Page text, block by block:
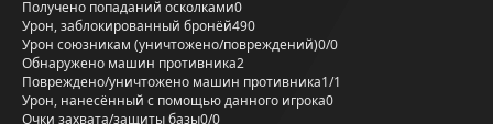
Получено попаданий осколками0
Урон, заблокированный бронёй490
Урон союзникам (уничтожено/повреждений)0/0
Обнаружено машин противника2
Повреждено/уничтожено машин противника1/1
Урон, нанесённый с помощью данного игрока0
Очки захвата/защиты базы0/0